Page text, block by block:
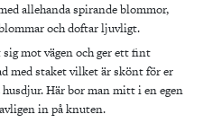
allehanda spirande blommor,
och doftar ljuvligt.
mot vägen och ger ett fint
med staket vilket är skönt för er
Här bor man mitt i en egen
in på knuten.